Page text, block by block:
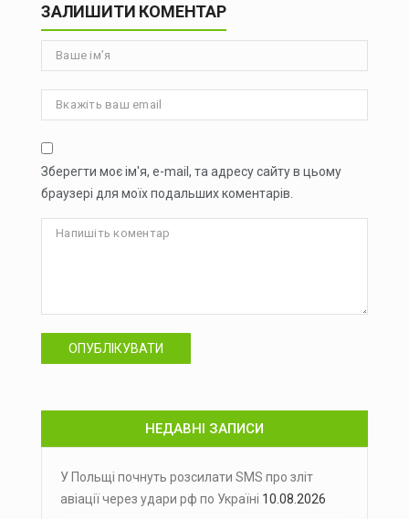
ЗАЛИШИТИ КОМЕНТАР
Зберегти моє ім'я, e-mail, та адресу сайту в цьому
браузері для моїх подальших коментарів.
ОПУБЛІКУВАТИ
НЕДАВНІ ЗАПИСИ
У Польщі почнуть розсилати SMS про зліт
авіації через удари рф по Україні 10.08.2026